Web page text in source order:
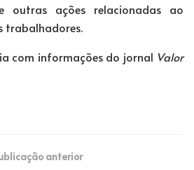
outras ações relacionadas ao
trabalhadores.
com informações do jornal Valor
anterior